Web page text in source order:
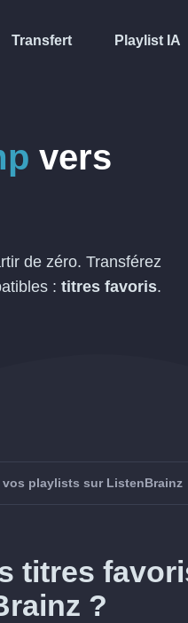
Transfert Playlist IA
vers
de zéro. Transférez
: titres favoris.
vos playlists sur ListenBrainz
titres
?